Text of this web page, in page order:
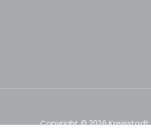
Copyright © 2026 Kreisstadt